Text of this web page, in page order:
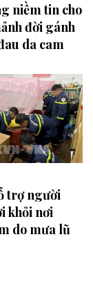
niềm tin cho
đời gánh
da cam
trợ người
khỏi nơi
do mưa lũ